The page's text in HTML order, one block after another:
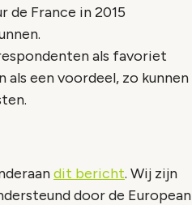
de France in 2015
als favoriet
een voordeel, zo kunnen
dit bericht. Wij zijn
door de European